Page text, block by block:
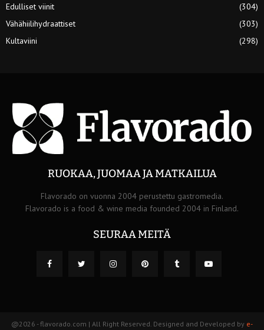
Edulliset viinit
(304)
Vähähiilihydraattiset
(303)
Kultaviini
(298)
RUOKAA, JUOMAA JA MATKAILUA
Flavorado on vuonna 2004 perustettu gastromedia.
Flavorado is a food & wine media founded 2004 in Finland.
SEURAA MEITÄ
@2026 - flavorado.com | All Right Reserved. Designed and Developed by e-